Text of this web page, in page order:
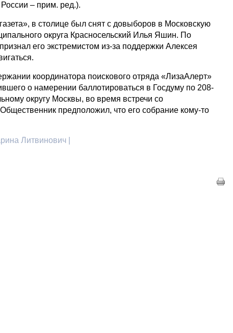
– прим. ред.).
в столице был снят с довыборов в Московскую
округа Красносельский Илья Яшин. По
его экстремистом из-за поддержки Алексея
координатора поискового отряда «ЛизаАлерт»
о намерении баллотироваться в Госдуму по 208-
округу Москвы, во время встречи со
предположил, что его собрание кому-то
Литвинович |